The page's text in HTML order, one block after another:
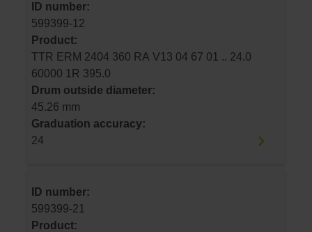
ID number:
599399-12
Product:
TTR ERM 2404 360 RA V13 04 67 01 .. 24.0
60000 1R 395.0
Drum outside diameter:
45.26 mm
Graduation accuracy:
24
ID number:
599399-21
Product: